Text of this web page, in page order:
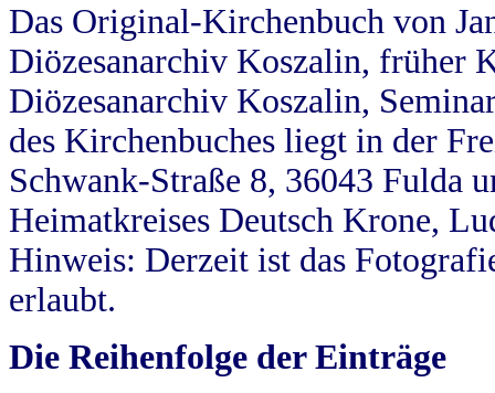
Das Original-Kirchenbuch von
Diözesanarchiv Koszalin, früher
Diözesanarchiv Koszalin,
des Kirchenbuches liegt in der
Schwank-Straße 8, 36043 Fulda
Heimatkreises Deutsch Krone,
Hinweis: Derzeit ist das
erlaubt.
Die Reihenfolge der Einträge